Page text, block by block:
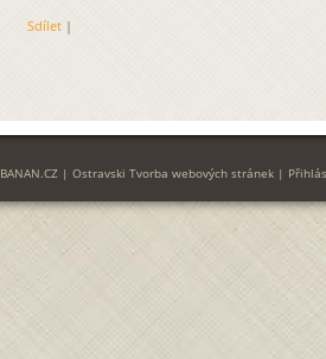
Sdílet |
BANAN.CZ | Ostravski Tvorba webových stránek |